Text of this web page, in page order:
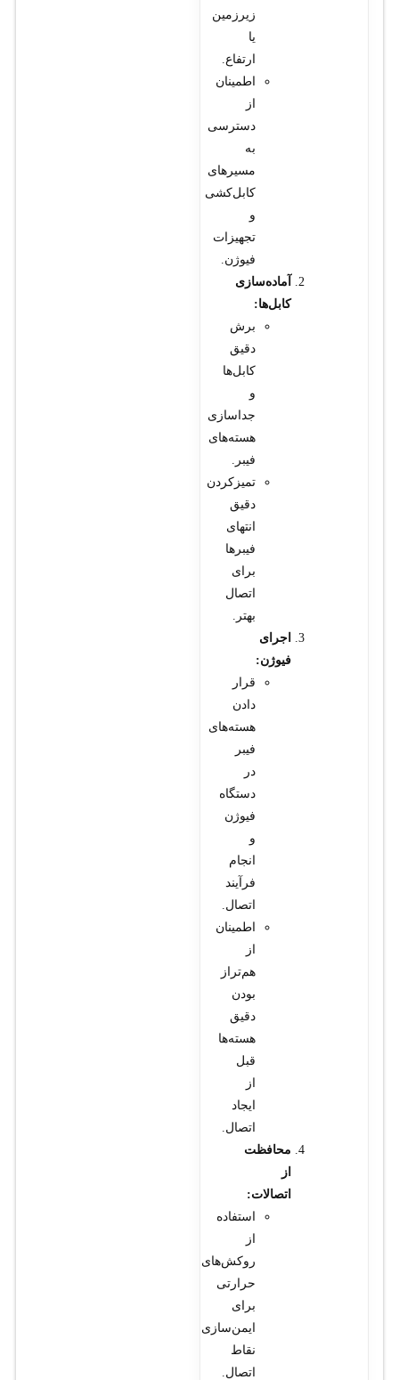
زیرزمین
یا
ارتفاع.
اطمینان
از
دسترسی
به
مسیرهای
کابل‌کشی
و
تجهیزات
فیوژن.
آماده‌سازی
کابل‌ها:
برش
دقیق
کابل‌ها
و
جداسازی
هسته‌های
فیبر.
تمیزکردن
دقیق
انتهای
فیبرها
برای
اتصال
بهتر.
اجرای
فیوژن:
قرار
دادن
هسته‌های
فیبر
در
دستگاه
فیوژن
و
انجام
فرآیند
اتصال.
اطمینان
از
هم‌تراز
بودن
دقیق
هسته‌ها
قبل
از
ایجاد
اتصال.
محافظت
از
اتصالات:
استفاده
از
روکش‌های
حرارتی
برای
ایمن‌سازی
نقاط
اتصال.